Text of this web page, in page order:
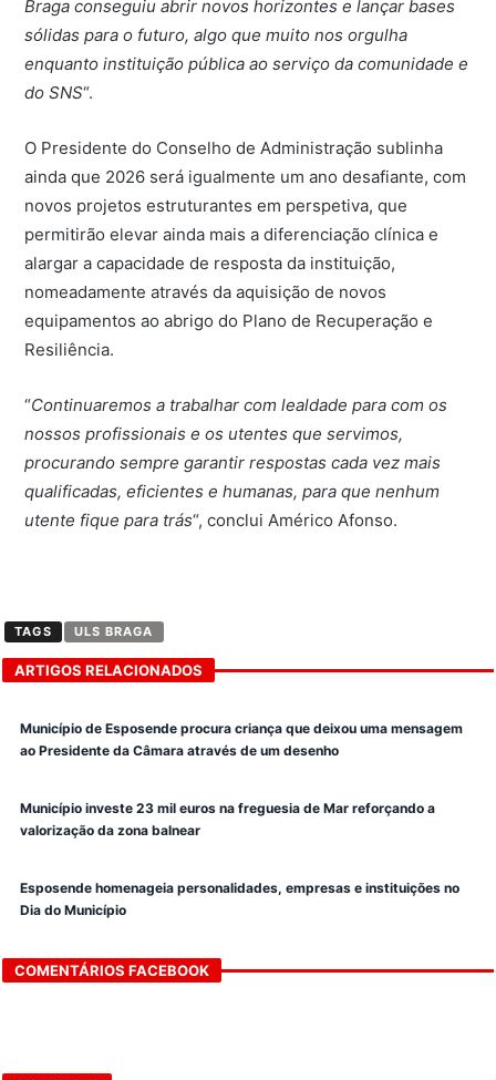
Braga conseguiu abrir novos horizontes e lançar bases
sólidas para o futuro, algo que muito nos orgulha
enquanto instituição pública ao serviço da comunidade e
do SNS“.
O Presidente do Conselho de Administração sublinha
ainda que 2026 será igualmente um ano desafiante, com
novos projetos estruturantes em perspetiva, que
permitirão elevar ainda mais a diferenciação clínica e
alargar a capacidade de resposta da instituição,
nomeadamente através da aquisição de novos
equipamentos ao abrigo do Plano de Recuperação e
Resiliência.
“Continuaremos a trabalhar com lealdade para com os
nossos profissionais e os utentes que servimos,
procurando sempre garantir respostas cada vez mais
qualificadas, eficientes e humanas, para que nenhum
utente fique para trás“, conclui Américo Afonso.
TAGS ULS BRAGA
ARTIGOS RELACIONADOS
Município de Esposende procura criança que deixou uma mensagem
ao Presidente da Câmara através de um desenho
Município investe 23 mil euros na freguesia de Mar reforçando a
valorização da zona balnear
Esposende homenageia personalidades, empresas e instituições no
Dia do Município
COMENTÁRIOS FACEBOOK